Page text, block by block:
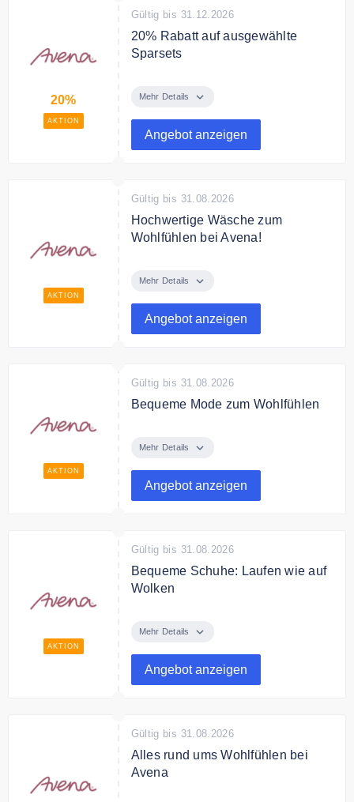
20%
AKTION
Gültig bis 31.12.2026
20% Rabatt auf ausgewählte
Sparsets
Doppelpackangebote für Damen
Bedingungen
Mehr Details
Angebot anzeigen
AKTION
Gültig bis 31.08.2026
Hochwertige Wäsche zum
Wohlfühlen bei Avena!
bei Avena: Entdecken Sie
Ihre speziellen Bedürfnisse!
Mehr Details
Angebot anzeigen
AKTION
Gültig bis 31.08.2026
Bequeme Mode zum Wohlfühlen
hochwertige Baumwoll-Mode mit
und in schönen Designs - jetzt
entdecken!
Mehr Details
Angebot anzeigen
AKTION
Gültig bis 31.08.2026
Bequeme Schuhe: Laufen wie auf
Wolken
modischen Schuhe – flexibel,
Bedingungen
Mehr Details
Angebot anzeigen
Gültig bis 31.08.2026
Alles rund ums Wohlfühlen bei
Avena